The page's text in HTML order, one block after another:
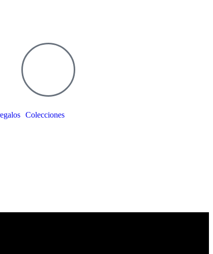
Colecciones